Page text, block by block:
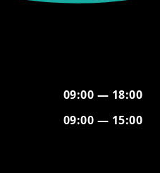
09:00 — 18:00
09:00 — 15:00